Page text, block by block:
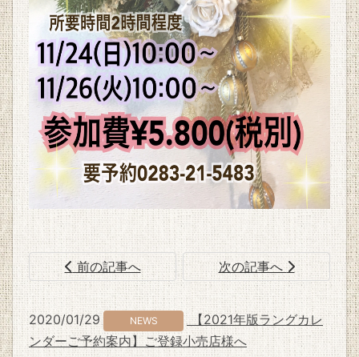
前の記事へ 次の記事へ
2020/01/29 NEWS
【2021年版ラングカレ
ンダーご予約案内】ご登録小売店様へ